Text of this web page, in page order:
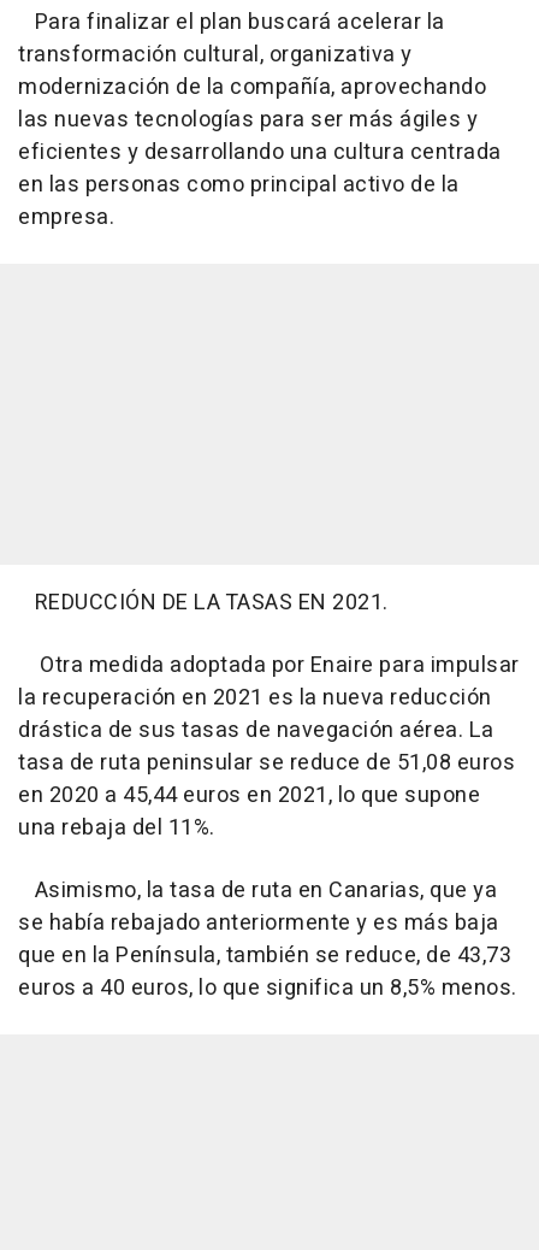
Para finalizar el plan buscará acelerar la
transformación cultural, organizativa y
modernización de la compañía, aprovechando
las nuevas tecnologías para ser más ágiles y
eficientes y desarrollando una cultura centrada
en las personas como principal activo de la
empresa.
REDUCCIÓN DE LA TASAS EN 2021.
Otra medida adoptada por Enaire para impulsar
la recuperación en 2021 es la nueva reducción
drástica de sus tasas de navegación aérea. La
tasa de ruta peninsular se reduce de 51,08 euros
en 2020 a 45,44 euros en 2021, lo que supone
una rebaja del 11%.
Asimismo, la tasa de ruta en Canarias, que ya
se había rebajado anteriormente y es más baja
que en la Península, también se reduce, de 43,73
euros a 40 euros, lo que significa un 8,5% menos.